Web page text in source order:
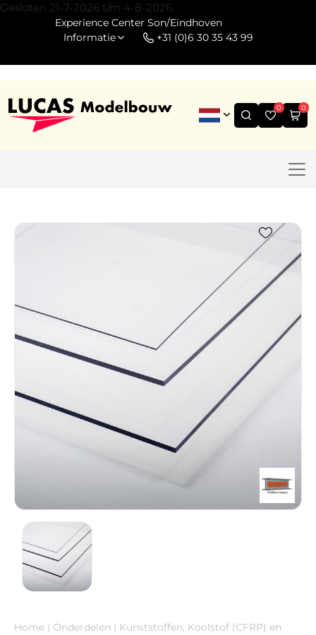
Gesloten 21-7-2026 t/m 4-8-2026.
Experience Center Son/Eindhoven
Informatie
+31 (0)6 30 35 43 99
0 0
Home Onderdelen
Kunststoffen, Koolstof (CFRP) en